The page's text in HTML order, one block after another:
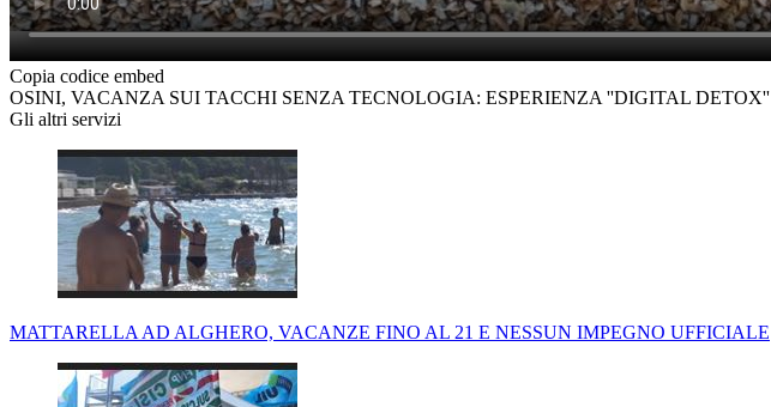
Copia codice embed
OSINI, VACANZA SUI TACCHI SENZA TECNOLOGIA: ESPERIENZA ''DIGITAL DETOX''
Gli altri servizi
MATTARELLA AD ALGHERO, VACANZE FINO AL 21 E NESSUN IMPEGNO UFFICIALE